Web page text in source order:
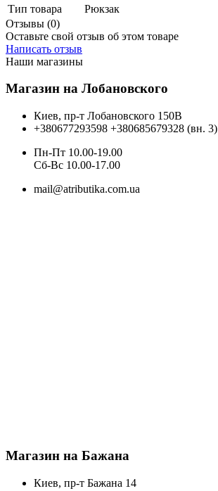
Тип товара
Рюкзак
Отзывы (0)
Оставьте свой отзыв об этом товаре
Написать отзыв
Наши магазины
Магазин на Лобановского
Киев, пр-т Лобановского 150В
+380677293598 +380685679328 (вн. 3)
Пн-Пт 10.00-19.00
Cб-Вс 10.00-17.00
mail@atributika.com.ua
Магазин на Бажана
Киев, пр-т Бажана 14